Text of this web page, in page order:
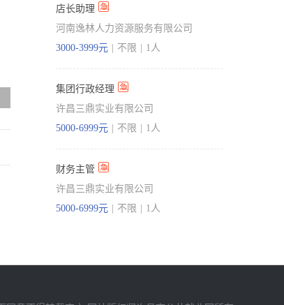
店长助理
河南逸林人力资源服务有限公司
3000-3999元
不限 1人
集团行政经理
许昌三鼎实业有限公司
5000-6999元
不限 1人
财务主管
许昌三鼎实业有限公司
5000-6999元
不限 1人